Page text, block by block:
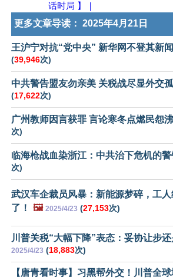
话时局 】｜
更多文章导读： 2025年4月21日
王沪宁对抗“党中央” 新华网不登其新
(39,946次)
中共警告盟友勿亲美 关税战尽显外交
(17,622次)
广州教师因言获罪 言论寒冬点燃民怨
次)
临海枪战血染浙江：中共治下危机的警
次)
武汉车企裁员风暴：新能源梦碎，工
了！
🖼️ 2025/4/23 (27,153次)
川普关税“大幅下降”表态：妥协让步
2025/4/23 (18,883次)
【唐青看时事】习黑帮外交！川普全